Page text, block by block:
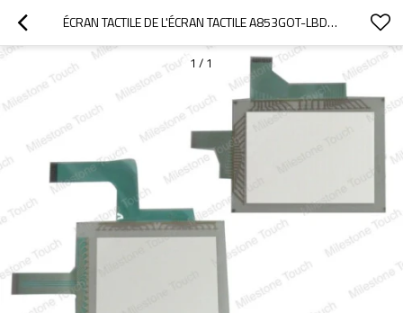
ÉCRAN TACTILE DE L'ÉCRAN TACTILE A853GOT-LBD/A853GOT-LBD
1 / 1